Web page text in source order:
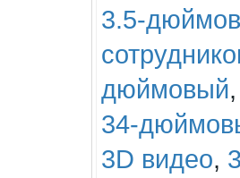
3.5-
дюймовый
34-
3D видео,